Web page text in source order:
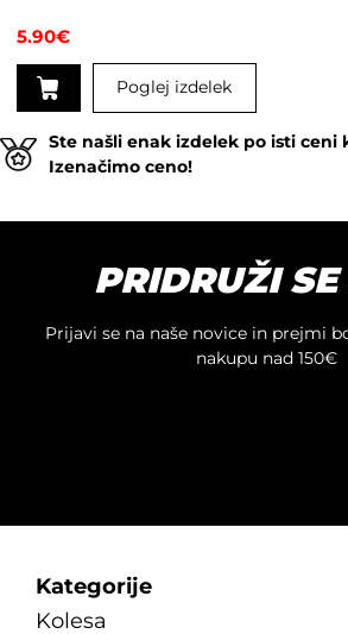
5.90€
Poglej izdelek
Ste našli enak izdelek po isti ceni
Izenačimo ceno!
PRIDRUŽI
Prijavi se na naše novice in prejmi
nakupu nad 150€
Kategorije
Kolesa